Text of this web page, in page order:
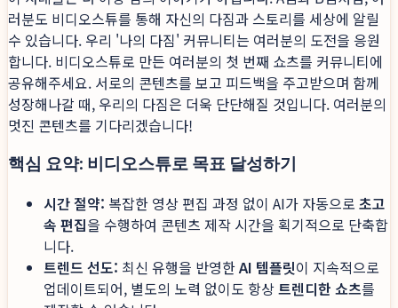
러분도 비디오스튜를 통해 자신의 다짐과 스토리를 세상에 알릴
수 있습니다. 우리 '나의 다짐' 커뮤니티는 여러분의 도전을 응원
합니다. 비디오스튜로 만든 여러분의 첫 번째 쇼츠를 커뮤니티에
공유해주세요. 서로의 콘텐츠를 보고 피드백을 주고받으며 함께
성장해나갈 때, 우리의 다짐은 더욱 단단해질 것입니다. 여러분의
멋진 콘텐츠를 기다리겠습니다!
핵심 요약: 비디오스튜로 목표 달성하기
시간 절약: 복잡한 영상 편집 과정 없이 AI가 자동으로 초고
속 편집을 수행하여 콘텐츠 제작 시간을 획기적으로 단축합
니다.
트렌드 선도: 최신 유행을 반영한AI 템플릿이 지속적으로
업데이트되어, 별도의 노력 없이도 항상트렌디한 쇼츠를